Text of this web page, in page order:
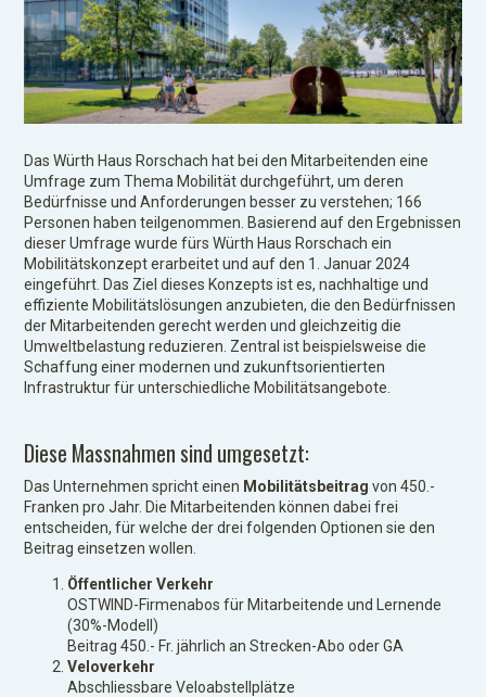
Das Würth Haus Rorschach hat bei den Mitarbeitenden eine
Umfrage zum Thema Mobilität durchgeführt, um deren
Bedürfnisse und Anforderungen besser zu verstehen; 166
Personen haben teilgenommen. Basierend auf den Ergebnissen
dieser Umfrage wurde fürs Würth Haus Rorschach ein
Mobilitätskonzept erarbeitet und auf den 1. Januar 2024
eingeführt. Das Ziel dieses Konzepts ist es, nachhaltige und
effiziente Mobilitätslösungen anzubieten, die den Bedürfnissen
der Mitarbeitenden gerecht werden und gleichzeitig die
Umweltbelastung reduzieren. Zentral ist beispielsweise die
Schaffung einer modernen und zukunftsorientierten
Infrastruktur für unterschiedliche Mobilitätsangebote.
Diese Massnahmen sind umgesetzt:
Das Unternehmen spricht einen Mobilitätsbeitrag von 450.-
Franken pro Jahr. Die Mitarbeitenden können dabei frei
entscheiden, für welche der drei folgenden Optionen sie den
Beitrag einsetzen wollen.
Öffentlicher Verkehr
OSTWIND-Firmenabos für Mitarbeitende und Lernende
(30%-Modell)
Beitrag 450.- Fr. jährlich an Strecken-Abo oder GA
Veloverkehr
Abschliessbare Veloabstellplätze